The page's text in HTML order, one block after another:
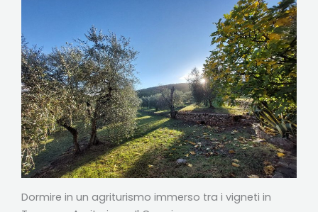
Dormire in un agriturismo immerso tra i vigneti in